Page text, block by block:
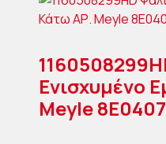
Ενισχυμένο
Meyle